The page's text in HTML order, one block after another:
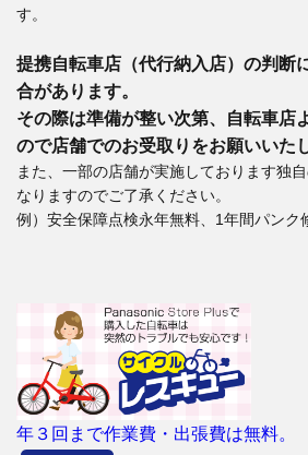
す。
提携自転車店（代行納入店）の判断
合があります。
その際は準備が整い次第、自転車店
ので店舗でのお受取りをお願いいた
また、一部の店舗が実施しております独
なりますのでご了承ください。
例）安全保障点検永年無料、1年間パンク
年３回まで作業費・出張費は無料。